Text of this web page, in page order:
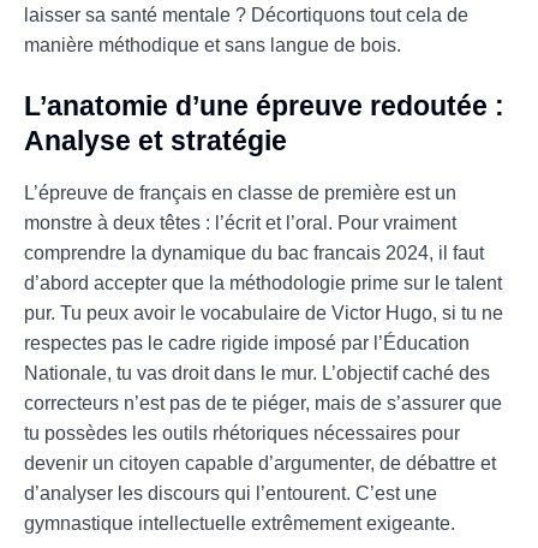
laisser sa santé mentale ? Décortiquons tout cela de
manière méthodique et sans langue de bois.
L’anatomie d’une épreuve redoutée :
Analyse et stratégie
L’épreuve de français en classe de première est un
monstre à deux têtes : l’écrit et l’oral. Pour vraiment
comprendre la dynamique du bac francais 2024, il faut
d’abord accepter que la méthodologie prime sur le talent
pur. Tu peux avoir le vocabulaire de Victor Hugo, si tu ne
respectes pas le cadre rigide imposé par l’Éducation
Nationale, tu vas droit dans le mur. L’objectif caché des
correcteurs n’est pas de te piéger, mais de s’assurer que
tu possèdes les outils rhétoriques nécessaires pour
devenir un citoyen capable d’argumenter, de débattre et
d’analyser les discours qui l’entourent. C’est une
gymnastique intellectuelle extrêmement exigeante.